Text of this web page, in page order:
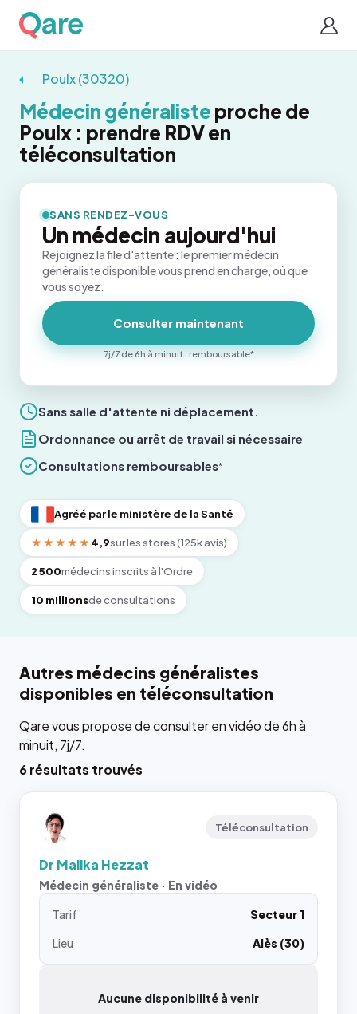
Poulx (30320)
Médecin généraliste proche de
Poulx : prendre RDV en
téléconsultation
Sans salle d'attente ni déplacement.
Ordonnance ou arrêt de travail si nécessaire
Consultations remboursables*
Agréé par le ministère de la Santé
★★★★★ 4,9sur les stores (125k avis)
2 500médecins inscrits à l'Ordre
10 millionsde consultations
SANS RENDEZ-VOUS
Un médecin aujourd'hui
Rejoignez la file d'attente : le premier médecin
généraliste disponible vous prend en charge, où que
vous soyez.
Consulter maintenant
7j/7 de 6h à minuit · remboursable*
Autres médecins généralistes
disponibles en téléconsultation
Qare vous propose de consulter en vidéo de 6h à
minuit, 7j/7.
6 résultats trouvés
Téléconsultation
Dr Malika Hezzat
Médecin généraliste · En vidéo
Tarif
Secteur 1
Lieu
Alès (30)
Aucune disponibilité à venir